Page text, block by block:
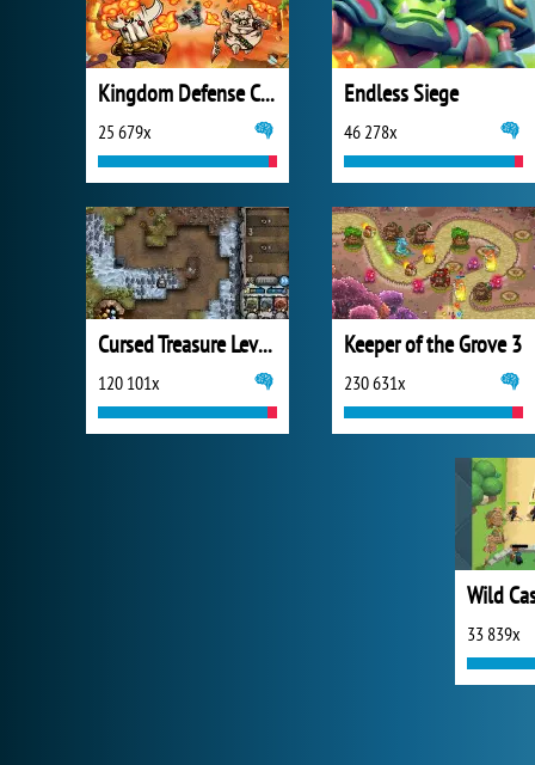
Kingdom Defense Chaos Time
25 679x
Endless Siege
46 278x
Cursed Treasure Level Pack
120 101x
Keeper of the Grove 3
230 631x
33 839x